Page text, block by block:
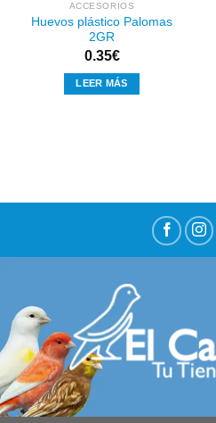
ACCESORIOS
Huevos plástico Palomas
2GR
0.35€
LEER MÁS